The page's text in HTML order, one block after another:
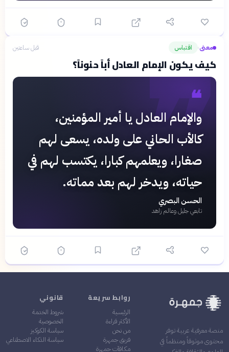
معنى› اقتباس قبل ساعتين
كيف يكون الإمام العادل أباً حنوناً؟
❞
❝
والإمام العادل يا أمير المؤمنين،
كالأب الحاني على ولده، يسعى لهم
صغارا، ويعلمهم كبارا، يكتسب لهم في
حياته، ويدخر لهم بعد مماته.
الحسن البصري
تابعي جليل وعالم زاهد
منصة معرفية عربية توفر
محتوى موثوقاً ومنظماً في
روابط سريعة
الرئيسية
الأكثر قراءة
من نحن
فريق جمهرة
مكافآت جمهرة
قانوني
شروط الخدمة
الخصوصية
سياسة الكوكيز
سياسة الذكاء الاصطناعي